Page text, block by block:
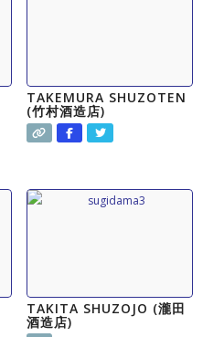
TAKEMURA SHUZOTEN
(竹村酒造店)
TAKITA SHUZOJO (瀧田
酒造店)